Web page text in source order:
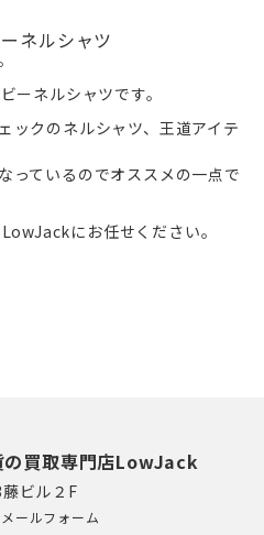
ネルシャツ
ーネルシャツです。
ックのネルシャツ、王道アイテ
っているのでオススメの一点で
にお任せください。
の買取専門店LowJack
ビル２F
メールフォーム